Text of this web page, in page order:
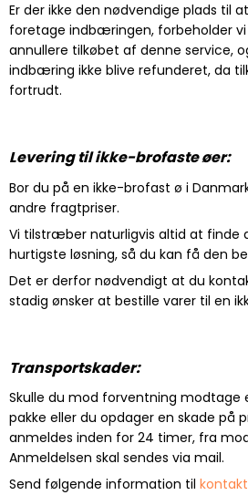
Er der ikke den nødvendige plads til
foretage indbæringen, forbeholder
annullere tilkøbet af denne service,
indbæring ikke blive refunderet, da
fortrudt.
Levering til ikke-brofaste øer:
Bor du på en ikke-brofast ø i
andre fragtpriser.
Vi tilstræber naturligvis altid at finde
hurtigste løsning, så du kan få den
Det er derfor nødvendigt at du
stadig ønsker at bestille varer til en
Transportskader:
Skulle du mod forventning modtage
pakke eller du opdager en skade på
anmeldes inden for 24 timer, fra
Anmeldelsen skal sendes via mail.
Send følgende information til